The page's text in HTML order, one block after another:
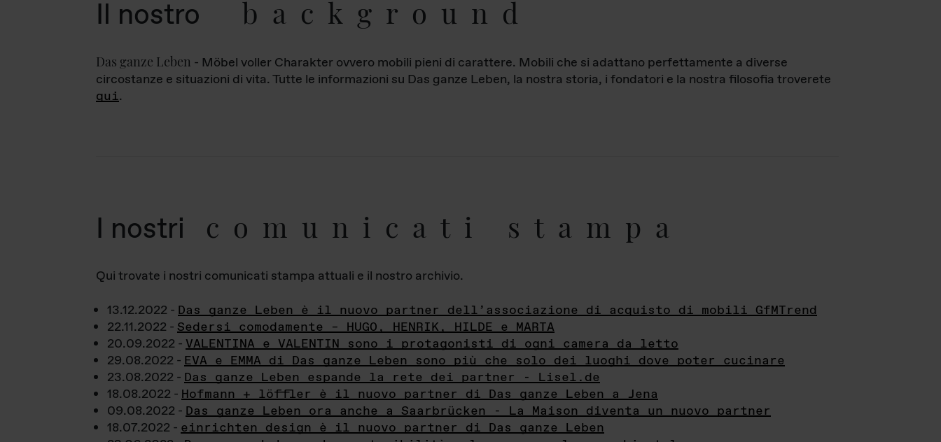
Il nostro background
Das ganze Leben - Möbel voller Charakter ovvero mobili pieni di carattere. Mobili che si adattano perfettamente a diverse
circostanze e situazioni di vita. Tutte le informazioni su Das ganze Leben, la nostra storia, i fondatori e la nostra filosofia troverete
qui.
I nostri comunicati stampa
Qui trovate i nostri comunicati stampa attuali e il nostro archivio.
13.12.2022 - Das ganze Leben è il nuovo partner dell’associazione di acquisto di mobili GfMTrend
22.11.2022 - Sedersi comodamente – HUGO, HENRIK, HILDE e MARTA
20.09.2022 - VALENTINA e VALENTIN sono i protagonisti di ogni camera da letto
29.08.2022 - EVA e EMMA di Das ganze Leben sono più che solo dei luoghi dove poter cucinare
23.08.2022 - Das ganze Leben espande la rete dei partner - Lisel.de
18.08.2022 - Hofmann + löffler è il nuovo partner di Das ganze Leben a Jena
09.08.2022 - Das ganze Leben ora anche a Saarbrücken - La Maison diventa un nuovo partner
18.07.2022 - einrichten design è il nuovo partner di Das ganze Leben